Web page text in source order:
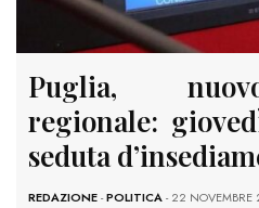
Puglia,
regionale:
seduta
REDAZIONE-POLITICA- 22 NOVEMBRE